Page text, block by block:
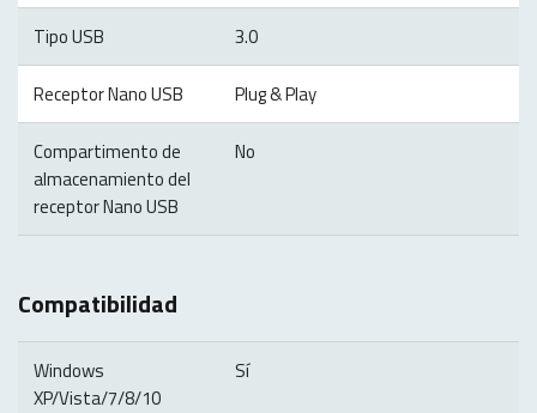
Tipo USB 3.0
Receptor Nano USB Plug & Play
Compartimento de
almacenamiento del
receptor Nano USB
No
Compatibilidad
Windows
XP/Vista/7/8/10
Sí